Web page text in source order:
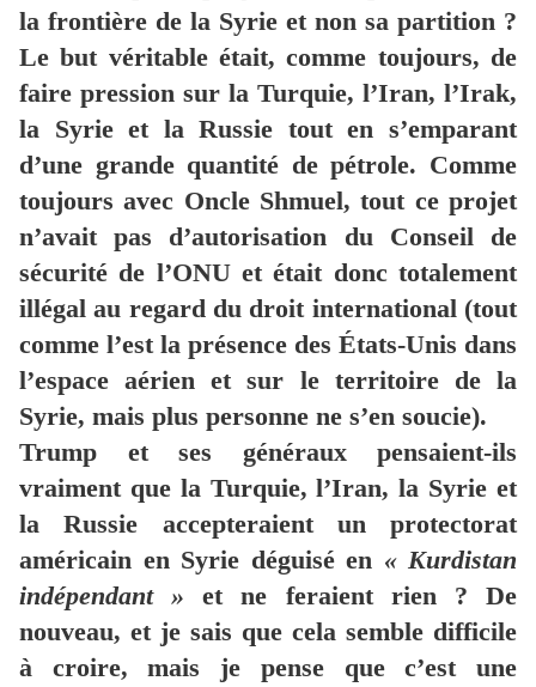
la frontière de la Syrie et non sa partition ?
Le but véritable était, comme toujours, de
faire pression sur la Turquie, l’Iran, l’Irak,
la Syrie et la Russie tout en s’emparant
d’une grande quantité de pétrole. Comme
toujours avec Oncle Shmuel, tout ce projet
n’avait pas d’autorisation du Conseil de
sécurité de l’ONU et était donc totalement
illégal au regard du droit international (tout
comme l’est la présence des États-Unis dans
l’espace aérien et sur le territoire de la
Syrie, mais plus personne ne s’en soucie).
Trump et ses généraux pensaient-ils
vraiment que la Turquie, l’Iran, la Syrie et
la Russie accepteraient un protectorat
américain en Syrie déguisé en « Kurdistan
indépendant » et ne feraient rien ? De
nouveau, et je sais que cela semble difficile
à croire, mais je pense que c’est une